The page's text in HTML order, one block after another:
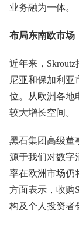
业务融为一体。
布局东南欧市场
近年来，
尼亚和保加利亚
位。从欧洲各地
较大增长空间。
黑石集团高级董
源于我们对数字
率在欧洲市场仍
方面表示，收购
构及个人投资者